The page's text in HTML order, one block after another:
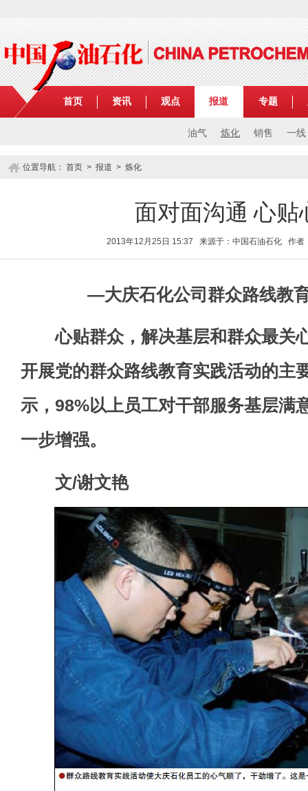
首页 资讯 观点 报道
油气 炼化 销售 一线
专题
位置导航： 首页 > 报道 > 炼化
面对面沟通 心贴
2013年12月25日 15:37 来源于：中国石油石化 作
—大庆石化公司群众路线教
心贴群众，解决基层和群众最关
开展党的群众路线教育实践活动的主
示，98%以上员工对干部服务基层满
一步增强。
文/谢文艳